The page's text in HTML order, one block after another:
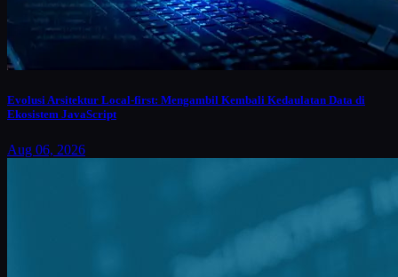
Evolusi Arsitektur Local-first: Mengambil Kembali Kedaulatan Data di
Ekosistem JavaScript
Aug 06, 2026